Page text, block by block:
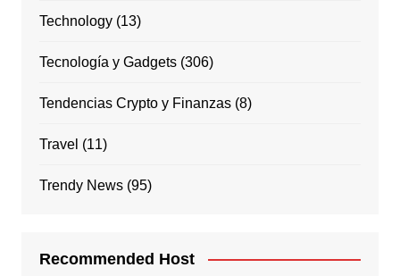
Technology(13)
Tecnología y Gadgets(306)
Tendencias Crypto y Finanzas(8)
Travel (11)
Trendy News(95)
Recommended Host